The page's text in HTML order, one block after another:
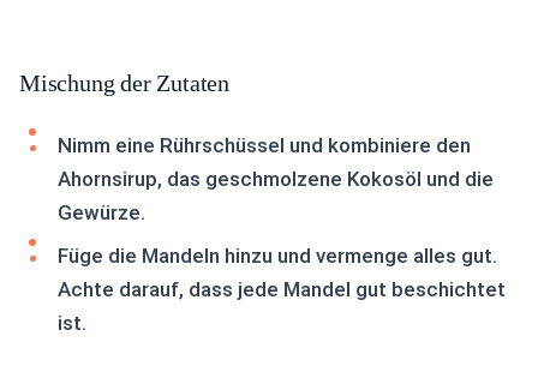
Mischung der Zutaten
Nimm eine Rührschüssel und kombiniere den
Ahornsirup, das geschmolzene Kokosöl und die
Gewürze.
Füge die Mandeln hinzu und vermenge alles gut.
Achte darauf, dass jede Mandel gut beschichtet
ist.